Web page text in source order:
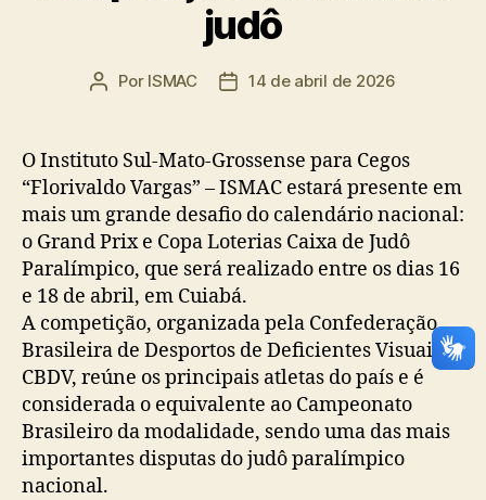
judô
Autor
Por ISMAC
Data14 de abril de 2026
O Instituto Sul-Mato-Grossense para Cegos
“Florivaldo Vargas” – ISMAC estará presente em
mais um grande desafio do calendário nacional:
o Grand Prix e Copa Loterias Caixa de Judô
Paralímpico, que será realizado entre os dias 16
e 18 de abril, em Cuiabá.
A competição, organizada pela Confederação
Brasileira de Desportos de Deficientes Visuais –
CBDV, reúne os principais atletas do país e é
considerada o equivalente ao Campeonato
Brasileiro da modalidade, sendo uma das mais
importantes disputas do judô paralímpico
nacional.